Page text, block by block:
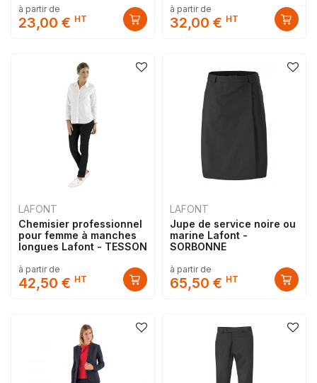
à partir de
23,00 € HT
à partir de
32,00 € HT
LAFONT
Chemisier professionnel
pour femme à manches
longues Lafont - TESSON
à partir de
42,50 € HT
LAFONT
Jupe de service noire ou
marine Lafont -
SORBONNE
à partir de
65,50 € HT